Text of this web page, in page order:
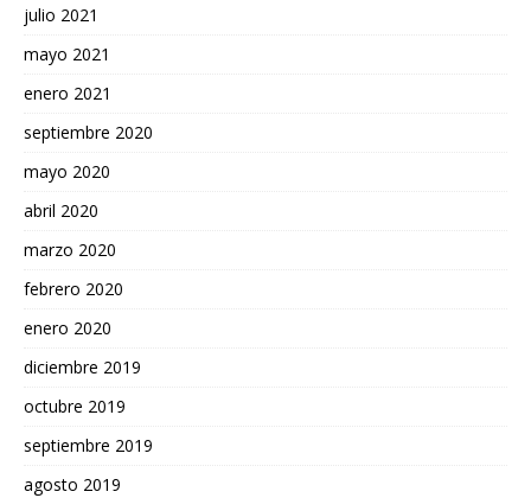
julio 2021
mayo 2021
enero 2021
septiembre 2020
mayo 2020
abril 2020
marzo 2020
febrero 2020
enero 2020
diciembre 2019
octubre 2019
septiembre 2019
agosto 2019